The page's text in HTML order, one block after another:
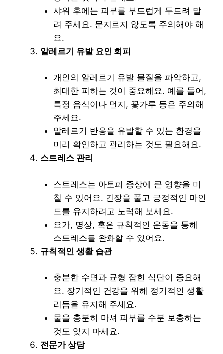
샤워 후에는 피부를 부드럽게 두드려 말
려 주세요. 문지르지 않도록 주의해야 해
요.
알레르기 유발 요인 회피
개인의 알레르기 유발 물질을 파악하고,
최대한 피하는 것이 중요해요. 예를 들어,
특정 음식이나 먼지, 꽃가루 등은 주의해
주세요.
알레르기 반응을 유발할 수 있는 환경을
미리 확인하고 관리하는 것도 필요해요.
스트레스 관리
스트레스는 아토피 증상에 큰 영향을 미
칠 수 있어요. 긴장을 풀고 긍정적인 마인
드를 유지하려고 노력해 보세요.
요가, 명상, 혹은 규칙적인 운동을 통해
스트레스를 완화할 수 있어요.
규칙적인 생활 습관
충분한 수면과 균형 잡힌 식단이 중요해
요. 장기적인 건강을 위해 정기적인 생활
리듬을 유지해 주세요.
물을 충분히 마셔 피부를 수분 보충하는
것도 잊지 마세요.
전문가 상담